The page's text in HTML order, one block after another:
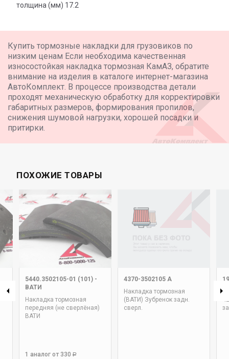
толщина (мм) 17.2
Купить тормозные накладки для грузовиков по
низким ценам Если необходима качественная
износостойкая накладка тормозная КамАЗ, обратите
внимание на изделия в каталоге интернет-магазина
АвтоКомплект. В процессе производства детали
проходят механическую обработку для корректировки
габаритных размеров, формирования пропилов,
снижения шумовой нагрузки, хорошей посадки и
притирки.
ПОХОЖИЕ ТОВАРЫ
5440.3502105-01 (101) -
ВАТИ
Накладка тормозная
передняя (не сверлёная)
ВАТИ
1 аналог от 330 Р
4370-3502105 А
Накладка тормозная
(ВАТИ) Зубренок задн.
сверл.
Р/